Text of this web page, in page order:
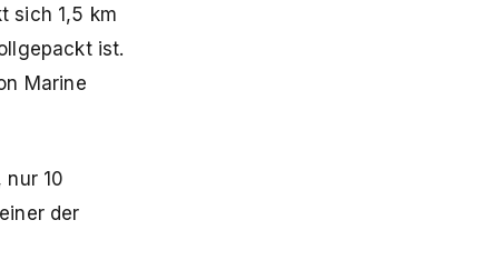
sich 1,5 km
ist.
Marine
nur 10
der